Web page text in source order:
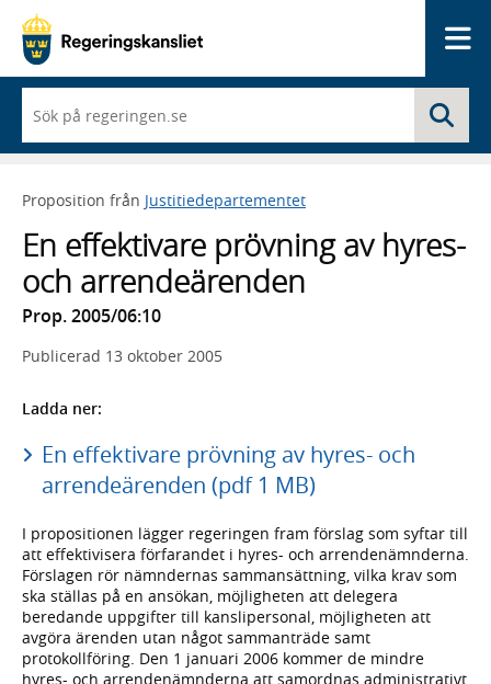
du
börjar
skriva
framträder
lista
med
sökförslag
Proposition från Justitiedepartementet
En effektivare prövning av hyres-
och arrendeärenden
Prop. 2005/06:10
Publicerad 13 oktober 2005
Ladda ner:
En effektivare prövning av hyres- och
arrendeärenden (pdf 1 MB)
I propositionen lägger regeringen fram förslag som syftar till
att effektivisera förfarandet i hyres- och arrendenämnderna.
Förslagen rör nämndernas sammansättning, vilka krav som
ska ställas på en ansökan, möjligheten att delegera
beredande uppgifter till kanslipersonal, möjligheten att
avgöra ärenden utan något sammanträde samt
protokollföring. Den 1 januari 2006 kommer de mindre
hyres- och arrendenämnderna att samordnas administrativt